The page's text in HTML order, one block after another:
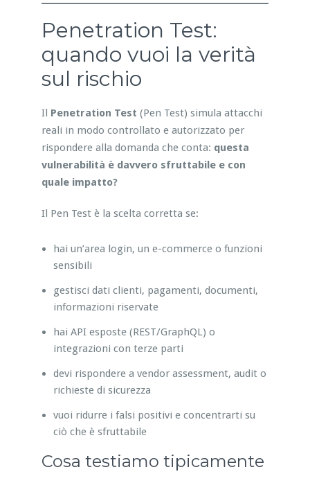
Penetration Test:
quando vuoi la verità
sul rischio
Il Penetration Test (Pen Test) simula attacchi
reali in modo controllato e autorizzato per
rispondere alla domanda che conta: questa
vulnerabilità è davvero sfruttabile e con
quale impatto?
Il Pen Test è la scelta corretta se:
hai un’area login, un e-commerce o funzioni
sensibili
gestisci dati clienti, pagamenti, documenti,
informazioni riservate
hai API esposte (REST/GraphQL) o
integrazioni con terze parti
devi rispondere a vendor assessment, audit o
richieste di sicurezza
vuoi ridurre i falsi positivi e concentrarti su
ciò che è sfruttabile
Cosa testiamo tipicamente